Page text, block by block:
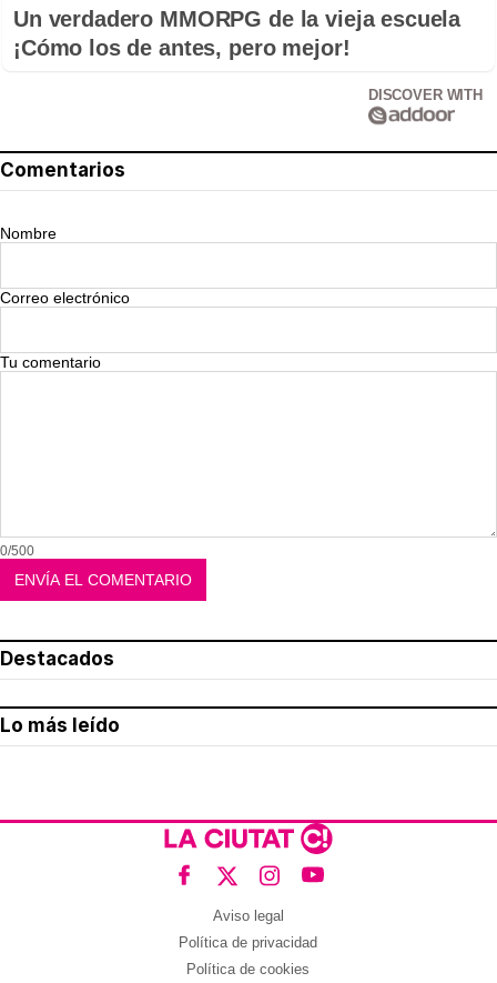
Un verdadero MMORPG de la vieja escuela
¡Cómo los de antes, pero mejor!
DISCOVER WITH
Comentarios
Nombre
Correo electrónico
Tu comentario
0/500
Destacados
Lo más leído
Aviso legal
Política de privacidad
Política de cookies